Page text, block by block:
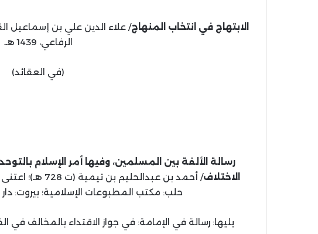
الابتهاج في انتخاب المنهاج
الرفاعي، 1439 هـ.
(في العقائد)
رسالة الألفة بين المسلمين، وفيها أمر الإسلام
الاختلاف
حلب: مكتب المطبوعات الإسلامية؛ بيروت: دار
يليها: رسالة في الإمامة: في جواز الاقتداء بالمخالف في